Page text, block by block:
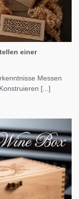
einer
Messen
[...]